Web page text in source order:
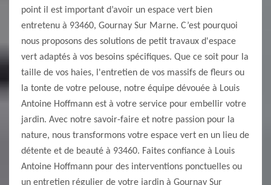
point il est important d’avoir un espace vert bien
entretenu à 93460, Gournay Sur Marne. C’est pourquoi
nous proposons des solutions de petit travaux d'espace
vert adaptés à vos besoins spécifiques. Que ce soit pour la
taille de vos haies, l'entretien de vos massifs de fleurs ou
la tonte de votre pelouse, notre équipe dévouée à Louis
Antoine Hoffmann est à votre service pour embellir votre
jardin. Avec notre savoir-faire et notre passion pour la
nature, nous transformons votre espace vert en un lieu de
détente et de beauté à 93460. Faites confiance à Louis
Antoine Hoffmann pour des interventions ponctuelles ou
un entretien régulier de votre jardin à Gournay Sur